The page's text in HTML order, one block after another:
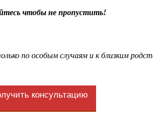
чтобы не пропустить!
по особым случаям и к близким
консультацию